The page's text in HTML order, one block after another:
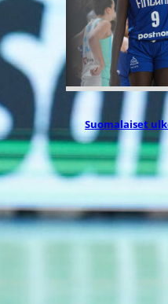
Suomalaiset
06.08.2026 09:16
20